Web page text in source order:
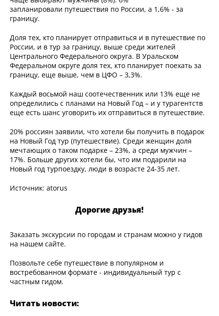
запланировали путешествия по России, а 1,6% - за
границу.
Доля тех, кто планирует отправиться и в путешествие по
России, и в тур за границу, выше среди жителей
Центрального Федерального округа. В Уральском
Федеральном округе доля тех, кто планирует поехать за
границу, еще выше, чем в ЦФО – 3,3%.
Каждый восьмой наш соотечественник или 13% еще не
определились с планами на Новый Год – и у турагентств
еще есть шанс уговорить их отправиться в путешествие.
20% россиян заявили, что хотели бы получить в подарок
на Новый Год тур (путешествие). Среди женщин доля
мечтающих о таком подарке – 23%, а среди мужчин –
17%. Больше других хотели бы, что им подарили на
Новый год турпоездку, люди в возрасте 24-35 лет.
Источник: atorus
Дорогие друзья!
Заказать экскурсии по городам и странам можно у гидов
на нашем сайте.
Позвольте себе путешествие в популярном и
востребованном формате - индивидуальный тур с
частным гидом.
Читать новости: